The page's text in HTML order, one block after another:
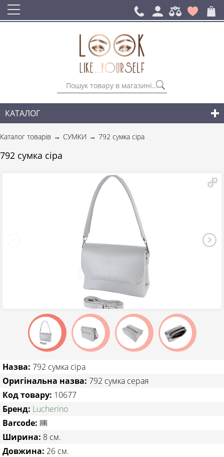
КАТАЛОГ
СУМКИ
РЮКЗАКИ ДЛЯ МІСТА
НОВИНКИ СУМОК І АКСЕСУАРІВ
ТОВАРИ ЗІ ЗНИЖКОЮ
Каталог товарів СУМКИ 792 сумка сіра
792 сумка сіра
Назва: 792 сумка сіра
Оригінальна назва: 792 сумка серая
Код товару: 10677
Бренд: Lucherino
Barcode:
Ширина: 8 см.
Довжина: 26 см.